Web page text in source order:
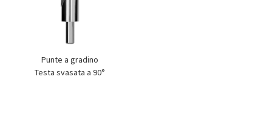
Punte a gradino
Testa svasata a 90°